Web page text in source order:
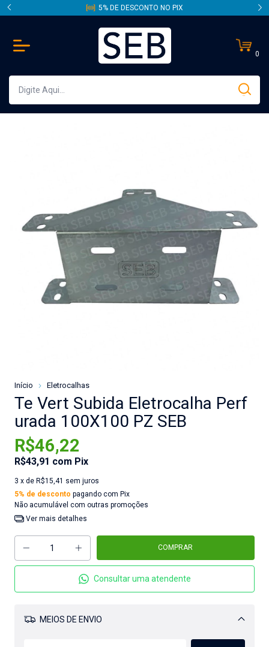
5% DE DESCONTO NO PIX
0
Início Eletrocalhas
Te Vert Subida Eletrocalha Perf
urada 100X100 PZ SEB
R$46,22
R$43,91 com Pix
3 x de R$15,41 sem juros
5% de desconto pagando com Pix
Não acumulável com outras promoções
Ver mais detalhes
Consultar uma atendente
MEIOS DE ENVIO
Alterar CEP